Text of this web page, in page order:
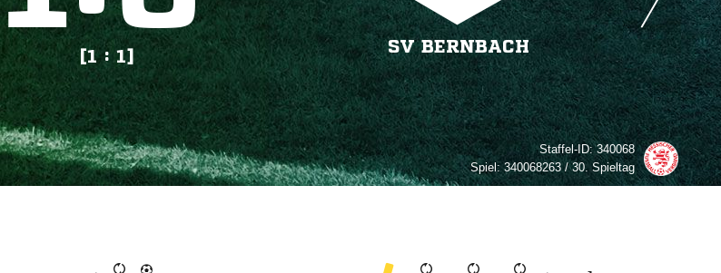
[1 : 1]
SV BERNBACH
Staffel-ID:340068
Spiel:340068263 / 30. Spieltag